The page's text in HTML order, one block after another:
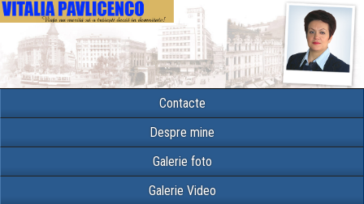
Contacte
Despre mine
Galerie foto
Galerie Video